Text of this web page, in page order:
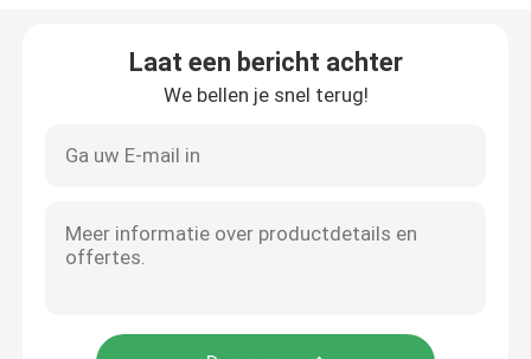
Laat een bericht achter
We bellen je snel terug!